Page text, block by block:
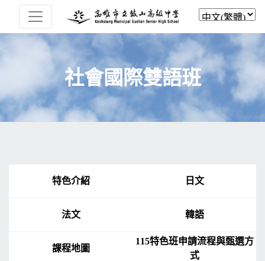
社會國際雙語班
特色介紹 日文
法文 韓語
課程地圖
115特色班申請流程與甄選方
式